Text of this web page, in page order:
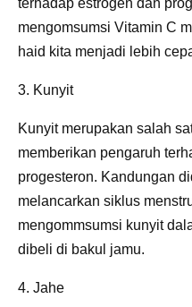
terhadap estrogen dan
mengomsumsi Vitamin C
haid kita menjadi lebih
3. Kunyit
Kunyit merupakan salah
memberikan pengaruh
progesteron. Kandungan
melancarkan siklus
mengommsumsi kunyit
dibeli di bakul jamu.
4. Jahe